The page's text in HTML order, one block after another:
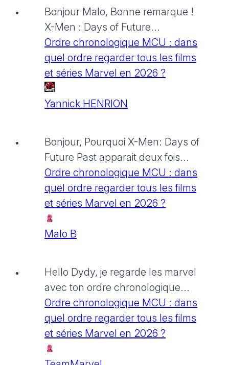
Bonjour Malo, Bonne remarque !
X-Men : Days of Future...
Ordre chronologique MCU : dans
quel ordre regarder tous les films
et séries Marvel en 2026 ?
Yannick HENRION
Bonjour, Pourquoi X-Men: Days of
Future Past apparait deux fois...
Ordre chronologique MCU : dans
quel ordre regarder tous les films
et séries Marvel en 2026 ?
Malo B
Hello Dydy, je regarde les marvel
avec ton ordre chronologique...
Ordre chronologique MCU : dans
quel ordre regarder tous les films
et séries Marvel en 2026 ?